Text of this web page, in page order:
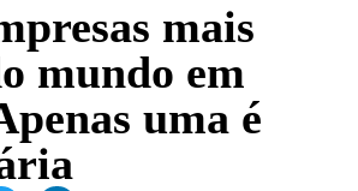
mais
mundo em
uma é